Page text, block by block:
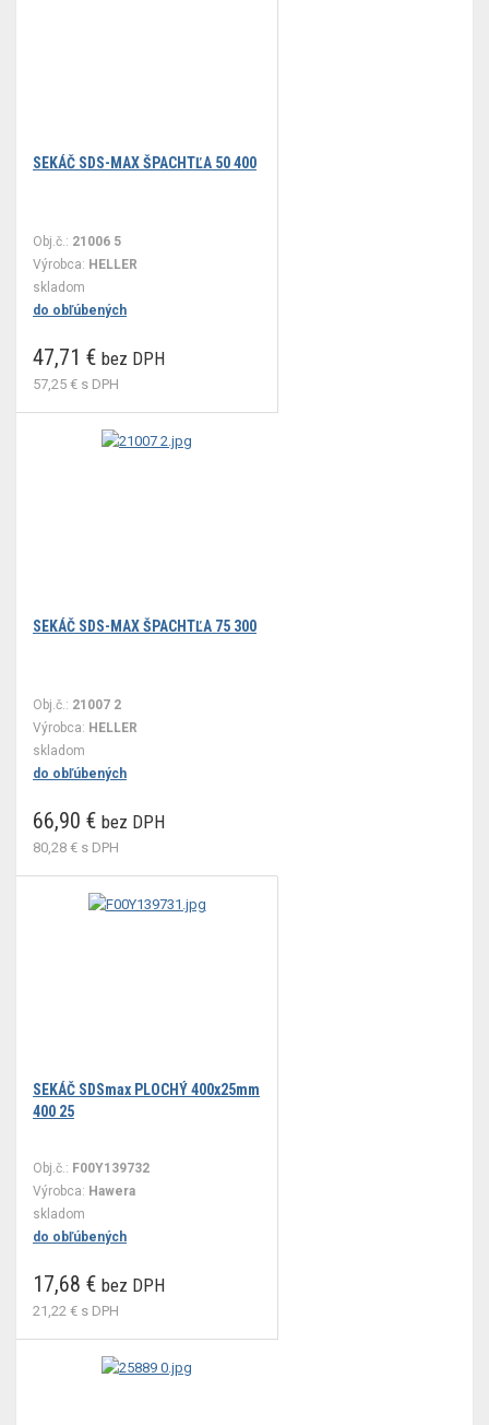
SEKÁČ SDS-MAX ŠPACHTĽA 50 400
Obj.č.: 21006 5
Výrobca: HELLER
skladom
do obľúbených
47,71 € bez DPH
57,25 € s DPH
SEKÁČ SDS-MAX ŠPACHTĽA 75 300
Obj.č.: 21007 2
Výrobca: HELLER
skladom
do obľúbených
66,90 € bez DPH
80,28 € s DPH
SEKÁČ SDSmax PLOCHÝ 400x25mm
400 25
Obj.č.: F00Y139732
Výrobca: Hawera
skladom
do obľúbených
17,68 € bez DPH
21,22 € s DPH